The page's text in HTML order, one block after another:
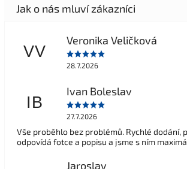
VV
Veronika Veličková
28.7.2026
IB
Ivan Boleslav
27.7.2026
Vše proběhlo bez problémů. Rychlé dodání,
odpovídá fotce a popisu a jsme s ním
Jaroslav